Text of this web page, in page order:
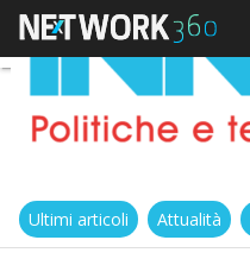
Ultimi articoli Attualità